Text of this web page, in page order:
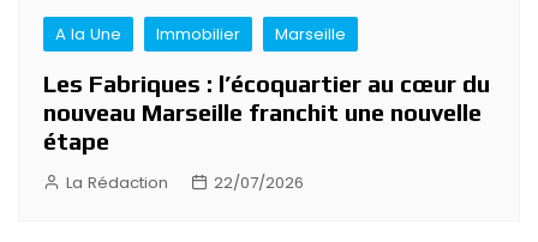
A la Une Immobilier Marseille
Les Fabriques : l’écoquartier au cœur du
nouveau Marseille franchit une nouvelle
étape
La Rédaction 22/07/2026